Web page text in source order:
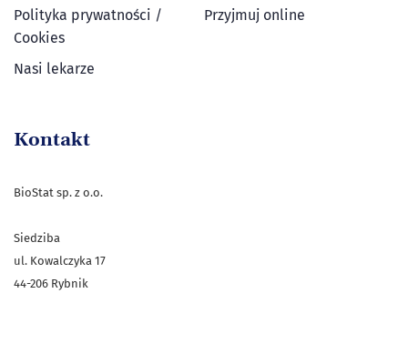
Polityka prywatności /
Cookies
Nasi lekarze
Przyjmuj online
Kontakt
BioStat sp. z o.o.
Siedziba
ul. Kowalczyka 17
44-206 Rybnik